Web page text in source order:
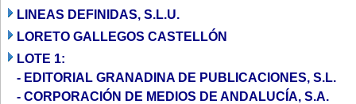
LINEAS DEFINIDAS, S.L.U.
LORETO GALLEGOS CASTELLÓN
LOTE 1:
- EDITORIAL GRANADINA DE PUBLICACIONES, S.L.
- CORPORACIÓN DE MEDIOS DE ANDALUCÍA, S.A.